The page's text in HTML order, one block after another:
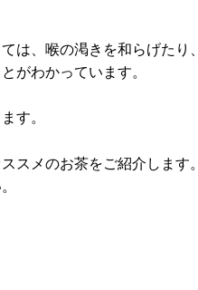
は、喉の渇きを和らげたり、
がわかっています。
す。
スメのお茶をご紹介します。